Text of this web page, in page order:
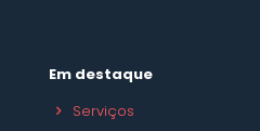
Em destaque
Serviços